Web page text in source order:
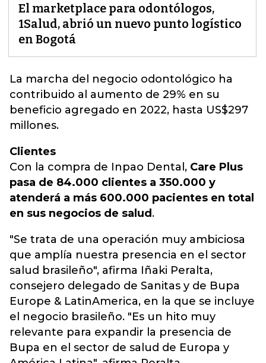
El marketplace para odontólogos,
1Salud, abrió un nuevo punto logístico
en Bogotá
La marcha del negocio odontológico ha
contribuido al aumento de 29% en su
beneficio agregado en 2022, hasta US$297
millones.
Clientes
Con la compra de Inpao Dental, Care Plus
pasa de 84.000 clientes a 350.000 y
atenderá a más 600.000 pacientes en total
en sus negocios de salud .
"Se trata de una operación muy ambiciosa
que amplía nuestra presencia en el sector
salud brasileño", afirma Iñaki Peralta,
consejero delegado de Sanitas y de Bupa
Europe & LatinAmerica, en la que se incluye
el negocio brasileño. "Es un hito muy
relevante para expandir la presencia de
Bupa en el sector de salud de Europa y